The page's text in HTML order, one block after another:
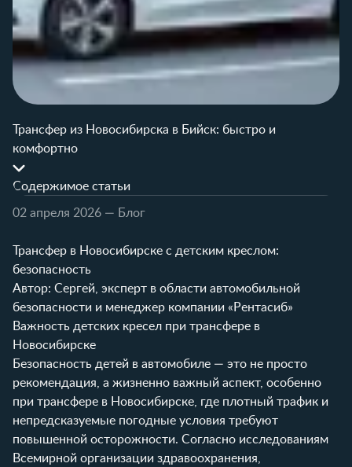
Трансфер из Новосибирска в Бийск: быстро и
комфортно
Содержимое статьи
02 апреля 2026 — Блог
Трансфер в Новосибирске с детским креслом:
безопасность
Автор: Сергей, эксперт в области автомобильной
безопасности и менеджер компании «Рентасиб»
Важность детских кресел при трансфере в
Новосибирске
Безопасность детей в автомобиле — это не просто
рекомендация, а жизненно важный аспект, особенно
при трансфере в Новосибирске, где плотный трафик и
непредсказуемые погодные условия требуют
повышенной осторожности. Согласно исследованиям
Всемирной организации здравоохранения,